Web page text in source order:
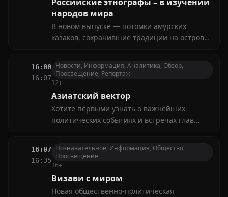
народов мира
В новом выпуске — потомки амурских
казаков, сохранившие традиции на острове
16:00
16:07
Новости, Информация, Аналитика, Обзор,
Просвещение, Репортаж
12+
Азиатский вектор
Хотите первыми узнать о важнейших
политических событиях и встречах глав
обо всех ключевых переговорах и решениях,
влияющих на глобальную повестку дня
16:07
16:35
Познавательное, Информация, Общество,
Просвещение
16+
Визави с миром
Новая общественно-политическая